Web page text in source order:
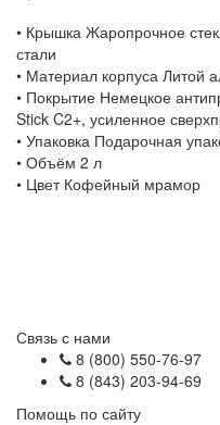
• Крышка Жаропрочное
стали
• Материал корпуса Литой
• Покрытие Немецкое
Stick C2+, усиленное
• Упаковка Подарочная
• Объём 2 л
• Цвет Кофейный мрамор
Связь с нами
8 (800) 550-76-97
8 (843) 203-94-69
Помощь по сайту